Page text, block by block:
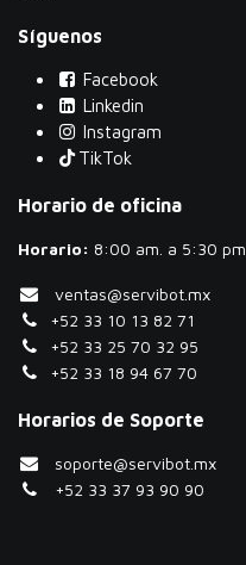
Síguenos
Facebook
Linkedin
Instagram
TikTok
Horario de oficina
Horario: ​8:00 am. a 5:30 pm.
ventas@servibot.mx
+52 33 10 13 82 71
+52 33 25 70 32 95
+52 33 18 94 67 70
Horarios de Soporte
soporte@servibot.mx
+52 33 37 93 90 90